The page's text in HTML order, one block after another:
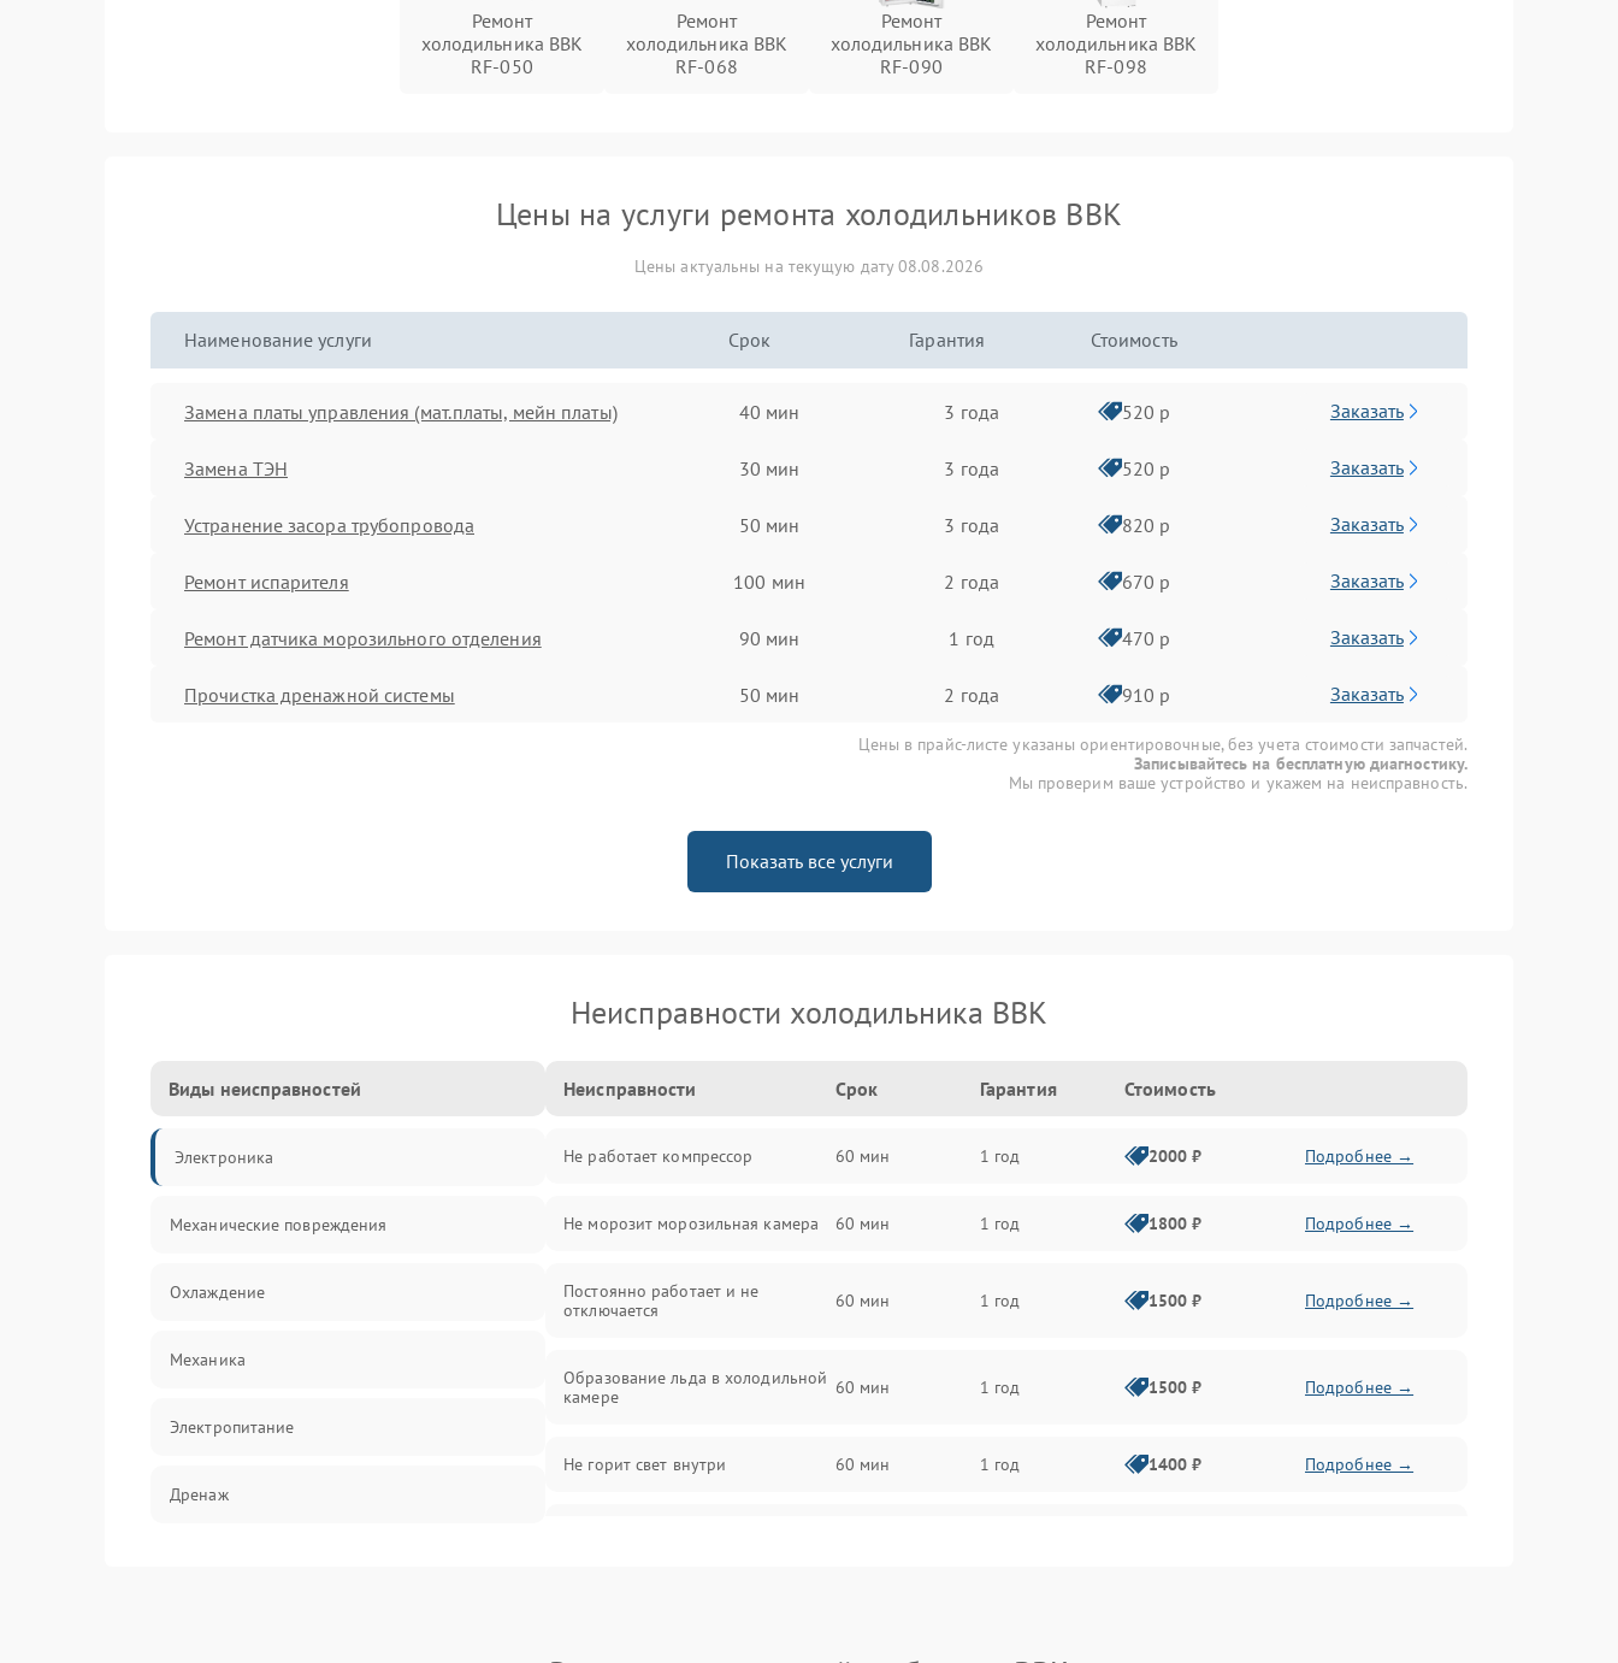
Ремонт
холодильника BBK
RF-050
Ремонт
холодильника BBK
RF-068
Ремонт
холодильника BBK
RF-090
Ремонт
холодильника BBK
RF-098
Цены на услуги ремонта холодильников BBK
Цены актуальны на текущую дату 08.08.2026
Наименование услуги Срок Гарантия Стоимость
Замена платы управления (мат.платы, мейн платы) 40 мин 3 года 520 р Заказать
Замена ТЭН 30 мин 3 года 520 р Заказать
Устранение засора трубопровода 50 мин 3 года 820 р Заказать
Ремонт испарителя 100 мин 2 года 670 р Заказать
Ремонт датчика морозильного отделения 90 мин 1 год 470 р Заказать
Прочистка дренажной системы 50 мин 2 года 910 р Заказать
Цены в прайс-листе указаны ориентировочные, без учета стоимости запчастей.
Записывайтесь на бесплатную диагностику.
Мы проверим ваше устройство и укажем на неисправность.
Показать все услуги
Неисправности холодильника BBK
Виды неисправностей
Электроника
Механические повреждения
Охлаждение
Механика
Электропитание
Дренаж
Неисправности Срок Гарантия Стоимость
Не работает компрессор 60 мин 1 год 2000 ₽ Подробнее →
Не морозит морозильная камера 60 мин 1 год 1800 ₽ Подробнее →
Постоянно работает и не
отключается
60 мин 1 год 1500 ₽ Подробнее →
Образование льда в холодильной
камере
60 мин 1 год 1500 ₽ Подробнее →
Не горит свет внутри 60 мин 1 год 1400 ₽ Подробнее →